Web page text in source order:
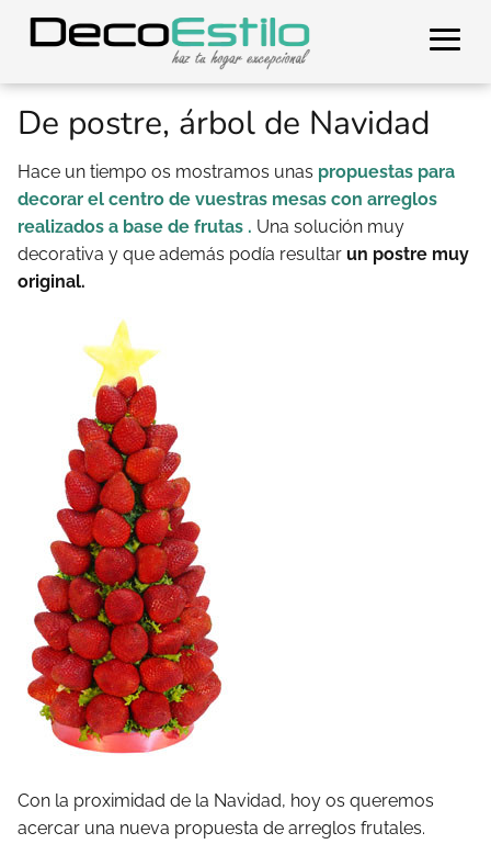
De postre, árbol de Navidad
Hace un tiempo os mostramos unas propuestas para
decorar el centro de vuestras mesas con arreglos
realizados a base de frutas . Una solución muy
decorativa y que además podía resultar un postre muy
original.
Con la proximidad de la Navidad, hoy os queremos
acercar una nueva propuesta de arreglos frutales.